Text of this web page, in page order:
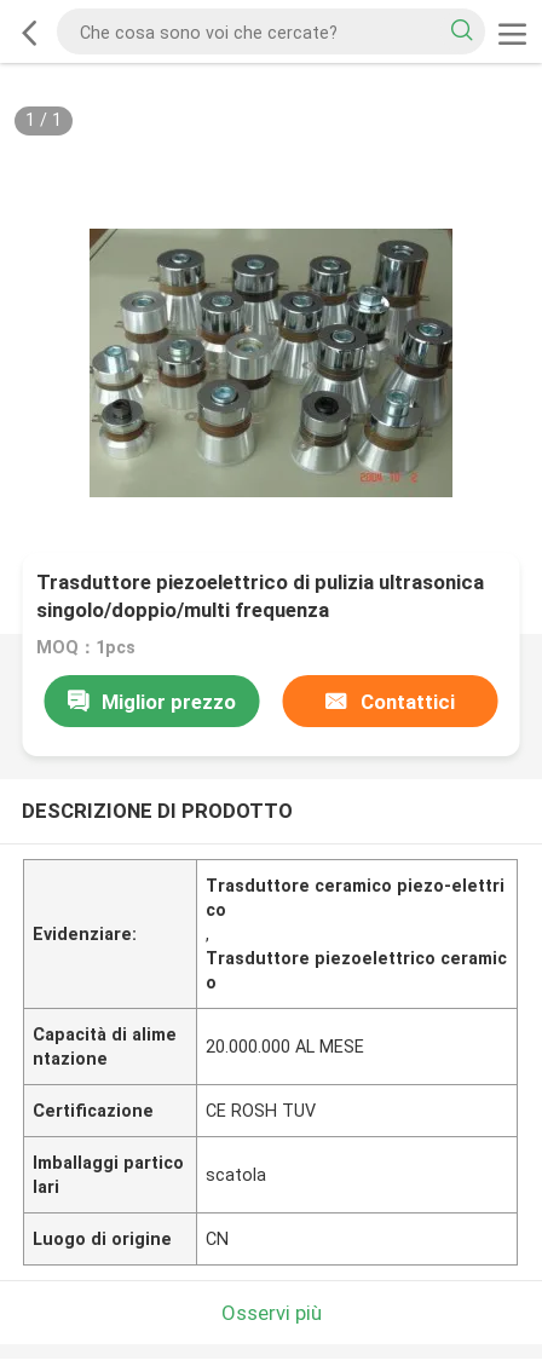
1 / 1
Trasduttore piezoelettrico di pulizia ultrasonica
singolo/doppio/multi frequenza
MOQ：1pcs
Miglior prezzo Contattici
DESCRIZIONE DI PRODOTTO
Evidenziare:
Trasduttore ceramico piezo-elettri
co
,
Trasduttore piezoelettrico ceramic
o
Capacità di alime
ntazione
20.000.000 AL MESE
Certificazione CE ROSH TUV
Imballaggi partico
lari
scatola
Luogo di origine CN
Osservi più